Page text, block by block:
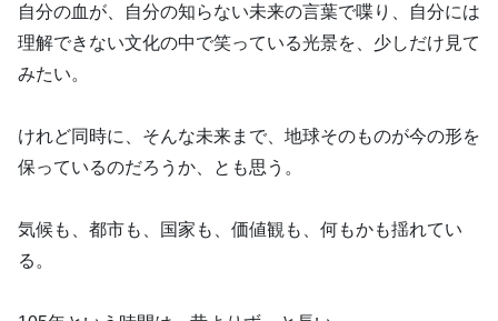
自分の血が、自分の知らない未来の言葉で喋り、自分には
理解できない文化の中で笑っている光景を、少しだけ見て
みたい。
けれど同時に、そんな未来まで、地球そのものが今の形を
保っているのだろうか、とも思う。
気候も、都市も、国家も、価値観も、何もかも揺れてい
る。